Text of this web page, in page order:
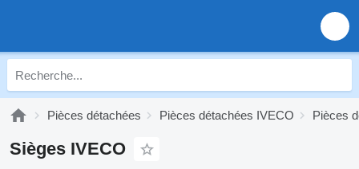
Pièces détachées Pièces détachées IVECO Pièces
Sièges IVECO